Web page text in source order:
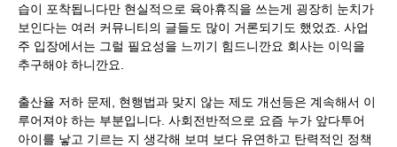
습이 포착됩니다만 현실적으로 육아휴직을 쓰는게 굉장히 눈치가
보인다는 여러 커뮤니티의 글들도 많이 거론되기도 했었죠. 사업
주 입장에서는 그럴 필요성을 느끼기 힘드니깐요 회사는 이익을
추구해야 하니깐요.
출산율 저하 문제, 현행법과 맞지 않는 제도 개선등은 계속해서 이
루어져야 하는 부분입니다. 사회전반적으로 요즘 누가 앞다투어
아이를 낳고 기르는 지 생각해 보며 보다 유연하고 탄력적인 정책